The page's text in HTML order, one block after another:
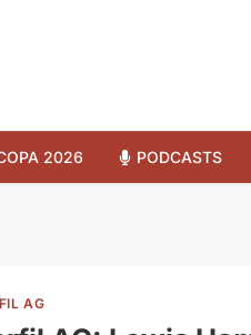
2026 PODCASTS
AG